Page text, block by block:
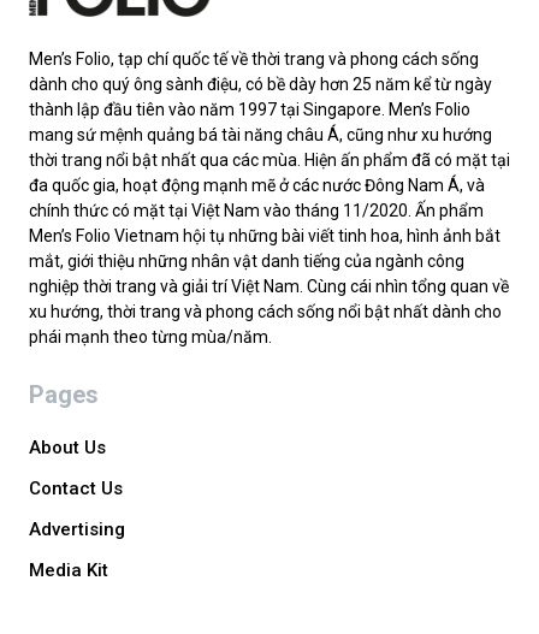
Men’s Folio, tạp chí quốc tế về thời trang và phong cách sống
dành cho quý ông sành điệu, có bề dày hơn 25 năm kể từ ngày
thành lập đầu tiên vào năm 1997 tại Singapore. Men’s Folio
mang sứ mệnh quảng bá tài năng châu Á, cũng như xu hướng
thời trang nổi bật nhất qua các mùa. Hiện ấn phẩm đã có mặt tại
đa quốc gia, hoạt động mạnh mẽ ở các nước Đông Nam Á, và
chính thức có mặt tại Việt Nam vào tháng 11/2020. Ấn phẩm
Men’s Folio Vietnam hội tụ những bài viết tinh hoa, hình ảnh bắt
mắt, giới thiệu những nhân vật danh tiếng của ngành công
nghiệp thời trang và giải trí Việt Nam. Cùng cái nhìn tổng quan về
xu hướng, thời trang và phong cách sống nổi bật nhất dành cho
phái mạnh theo từng mùa/năm.
Pages
About Us
Contact Us
Advertising
Media Kit